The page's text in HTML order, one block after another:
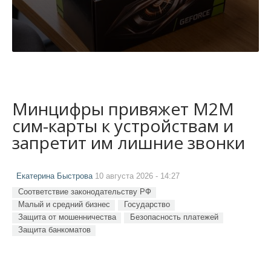
Минцифры привяжет M2M
сим-карты к устройствам и
запретит им лишние звонки
Екатерина Быстрова 10 августа 2026 - 14:27
Соответствие законодательству РФ
Малый и средний бизнес
Государство
Защита от мошенничества
Безопасность платежей
Защита банкоматов